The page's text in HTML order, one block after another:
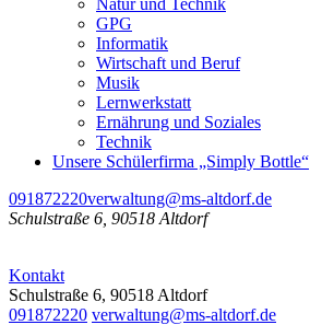
Natur und Technik
GPG
Informatik
Wirtschaft und Beruf
Musik
Lernwerkstatt
Ernährung und Soziales
Technik
Unsere Schülerfirma „Simply Bottle“
091872220verwaltung@ms-altdorf.de
Schulstraße 6, 90518 Altdorf
Kontakt
Schulstraße 6, 90518 Altdorf
091872220 verwaltung@ms-altdorf.de